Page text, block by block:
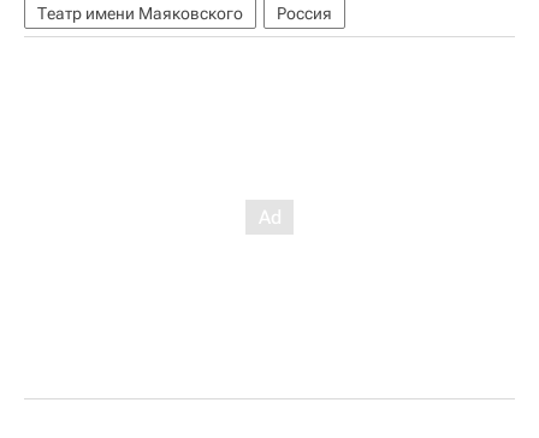
Театр имени Маяковского
Россия